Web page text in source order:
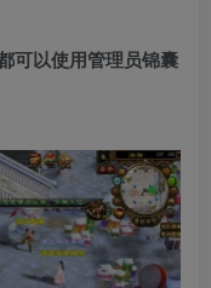
可以使用管理员锦囊